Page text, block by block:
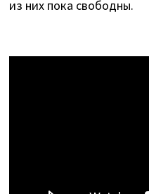
из них пока свободны.